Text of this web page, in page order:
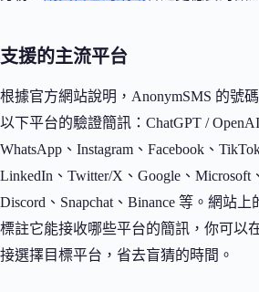
支援的主流平台
根據官方網站說明，AnonymSMS 的號
以下平台的驗證簡訊：ChatGPT / OpenAI
WhatsApp、Instagram、Facebook、
LinkedIn、Twitter/X、Google、Microsoft
Discord、Snapchat、Binance 等。網站
標註它能接收哪些平台的簡訊，你可以
接選擇目標平台，省去盲猜的時間。